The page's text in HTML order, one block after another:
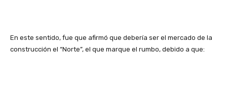
En este sentido, fue que afirmó que debería ser el mercado de la
construcción el “Norte”, el que marque el rumbo, debido a que: